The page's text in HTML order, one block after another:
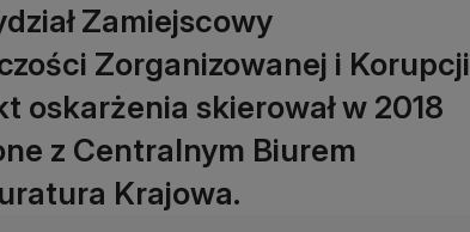
Zamiejscowy
Zorganizowanej i Korupcji
oskarżenia skierował w 2018
z Centralnym Biurem
Krajowa.